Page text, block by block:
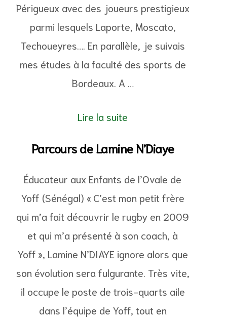
Périgueux avec des joueurs prestigieux
parmi lesquels Laporte, Moscato,
Techoueyres…. En parallèle, je suivais
mes études à la faculté des sports de
Bordeaux. A …
Lire la suite
Parcours de Lamine N’Diaye
Éducateur aux Enfants de l’Ovale de
Yoff (Sénégal) « C’est mon petit frère
qui m’a fait découvrir le rugby en 2009
et qui m’a présenté à son coach, à
Yoff », Lamine N’DIAYE ignore alors que
son évolution sera fulgurante. Très vite,
il occupe le poste de trois-quarts aile
dans l’équipe de Yoff, tout en